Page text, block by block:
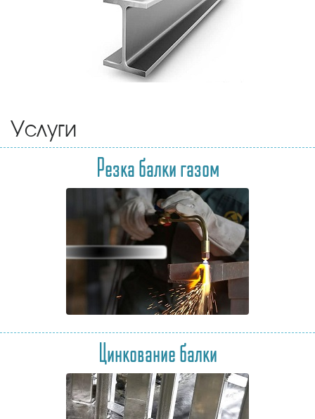
Услуги
Резка балки газом
Цинкование балки